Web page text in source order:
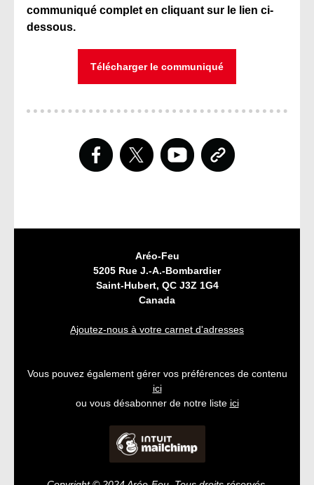
communiqué complet en cliquant sur le lien ci-
dessous.
Télécharger le communiqué
Aréo-Feu
5205 Rue J.-A.-Bombardier
Saint-Hubert, QC J3Z 1G4
Canada
Ajoutez-nous à votre carnet d'adresses
Vous pouvez également gérer vos préférences de contenu
ici
ou vous désabonner de notre liste ici